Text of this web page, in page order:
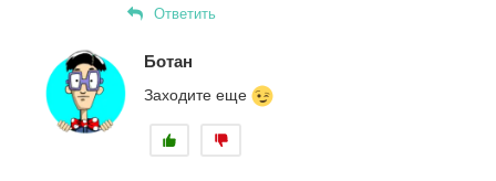
Ответить
Ботан
Заходите еще